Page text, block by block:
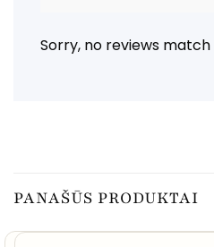
Sorry, no reviews
PANAŠŪS PRODUKTAI